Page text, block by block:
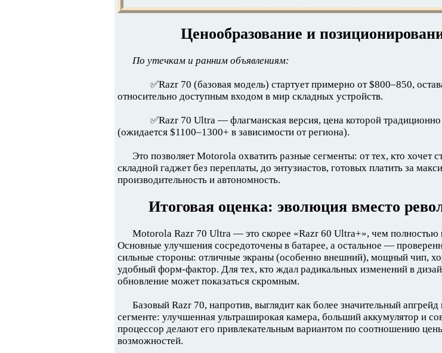
Ценообразование и
По утечкам и ранним объявлениям:
✅Razr 70 (базовая модель) стартует примерно от $800–850,
относительно доступным входом в мир складных устройств.
✅Razr 70 Ultra — флагманская версия, цена которой
(ожидается $1100–1300+ в зависимости от региона).
Это позволяет Motorola охватить разные сегменты: от тех, кто хочет
складной гаджет без переплаты, до энтузиастов, готовых платить за
производительность и автономность.
Итоговая оценка: эволюция вместо
Motorola Razr 70 Ultra — это скорее «Razr 60 Ultra+», чем полностью
Основные улучшения сосредоточены в батарее, а остальное —
сильные стороны: отличные экраны (особенно внешний), мощный чип,
удобный форм-фактор. Для тех, кто ждал радикальных изменений в
обновление может показаться скромным.
Базовый Razr 70, напротив, выглядит как более значительный апгрейд
сегменте: улучшенная ультраширокая камера, больший аккумулятор и
процессор делают его привлекательным вариантом по соотношению
возможностей.